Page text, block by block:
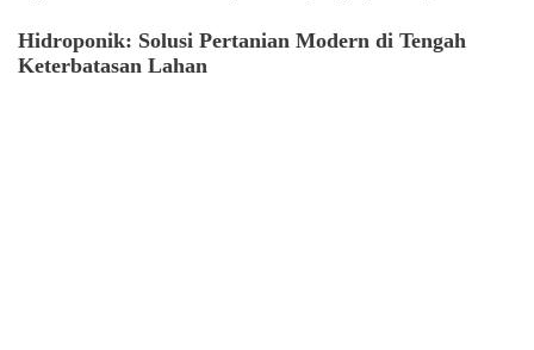
Hidroponik: Solusi Pertanian Modern di Tengah
Keterbatasan Lahan